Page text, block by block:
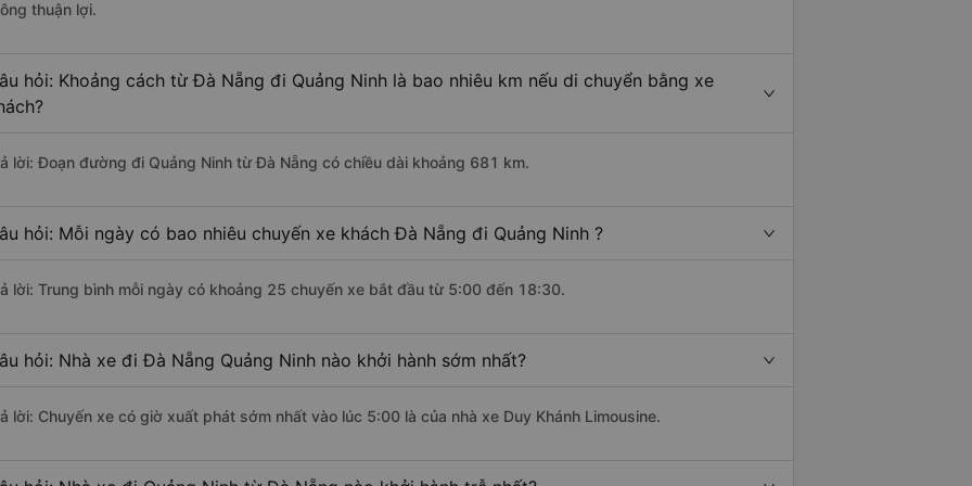
thuận lợi.
hỏi: Khoảng cách từ Đà Nẵng đi Quảng Ninh là bao nhiêu km nếu di chuyển bằng xe
lời: Đoạn đường đi Quảng Ninh từ Đà Nẵng có chiều dài khoảng 681 km.
hỏi: Mỗi ngày có bao nhiêu chuyến xe khách Đà Nẵng đi Quảng Ninh ?
lời: Trung bình mỗi ngày có khoảng 25 chuyến xe bắt đầu từ 5:00 đến 18:30.
hỏi: Nhà xe đi Đà Nẵng Quảng Ninh nào khởi hành sớm nhất?
lời: Chuyến xe có giờ xuất phát sớm nhất vào lúc 5:00 là của nhà xe Duy Khánh Limousine.